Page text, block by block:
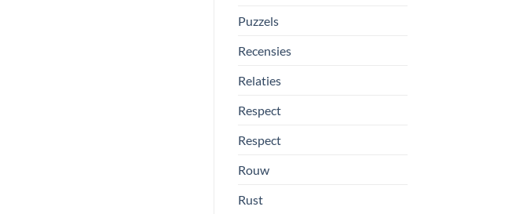
Puzzels
Recensies
Relaties
Respect
Respect
Rouw
Rust